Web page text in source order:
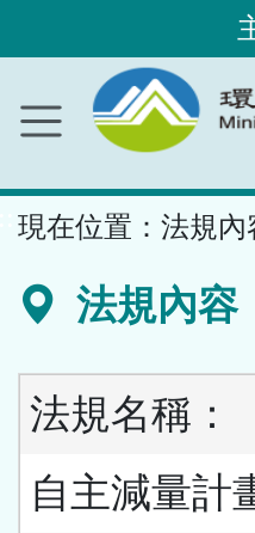
內
容
現在位置： 法規內
法規內容
法規名稱：
自主減量計